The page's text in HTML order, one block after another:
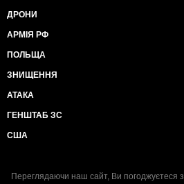
ДРОНИ
АРМІЯ РФ
ПОЛЬЩА
ЗНИЩЕННЯ
АТАКА
ГЕНШТАБ ЗС
США
Переглядаючи наш сайт, Ви погоджуєтеся з